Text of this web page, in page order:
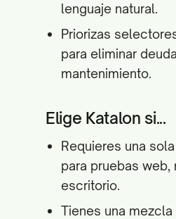
lenguaje natural.
Priorizas
para eliminar
mantenimiento.
Elige Katalon si...
Requieres una
para pruebas web,
escritorio.
Tienes una